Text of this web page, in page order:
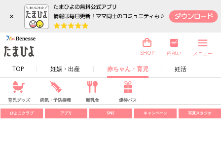
×
TOP 妊娠・出産 赤ちゃん・育児 妊活
SHOP 内祝い メニュー
育児グッズ 病気・予防接種 離乳食 優待パス
ひよこクラブ アプリ SNS キャンペーン 写真スタジオ